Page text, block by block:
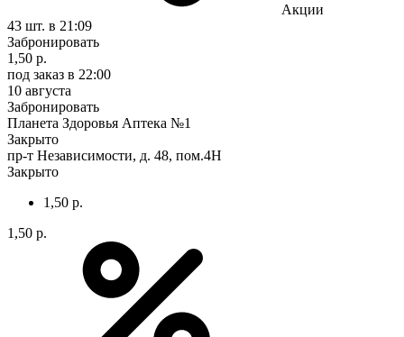
Акции
43 шт. в 21:09
Забронировать
1,50 р.
под заказ в 22:00
10 августа
Забронировать
Планета Здоровья Аптека №1
Закрыто
пр-т Независимости, д. 48, пом.4Н
Закрыто
1,50 р.
1,50 р.